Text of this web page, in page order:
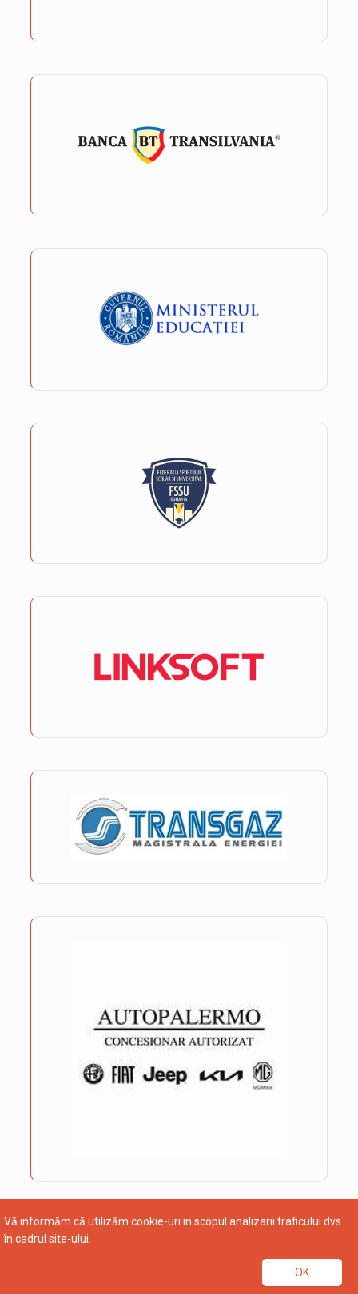
Vă informăm că utilizăm cookie-uri in scopul analizarii traficului dvs.
în cadrul site-ului.
OK